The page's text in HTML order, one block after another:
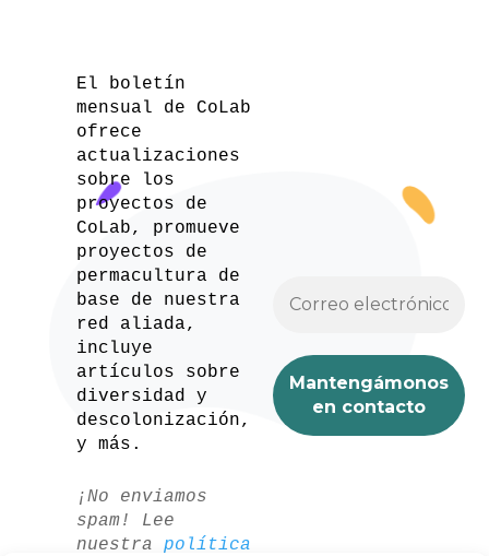
El boletín
mensual de CoLab
ofrece
actualizaciones
sobre los
proyectos de
CoLab, promueve
proyectos de
permacultura de
base de nuestra
red aliada,
incluye
artículos sobre
diversidad y
descolonización,
y más.
¡No enviamos
spam! Lee
nuestra política